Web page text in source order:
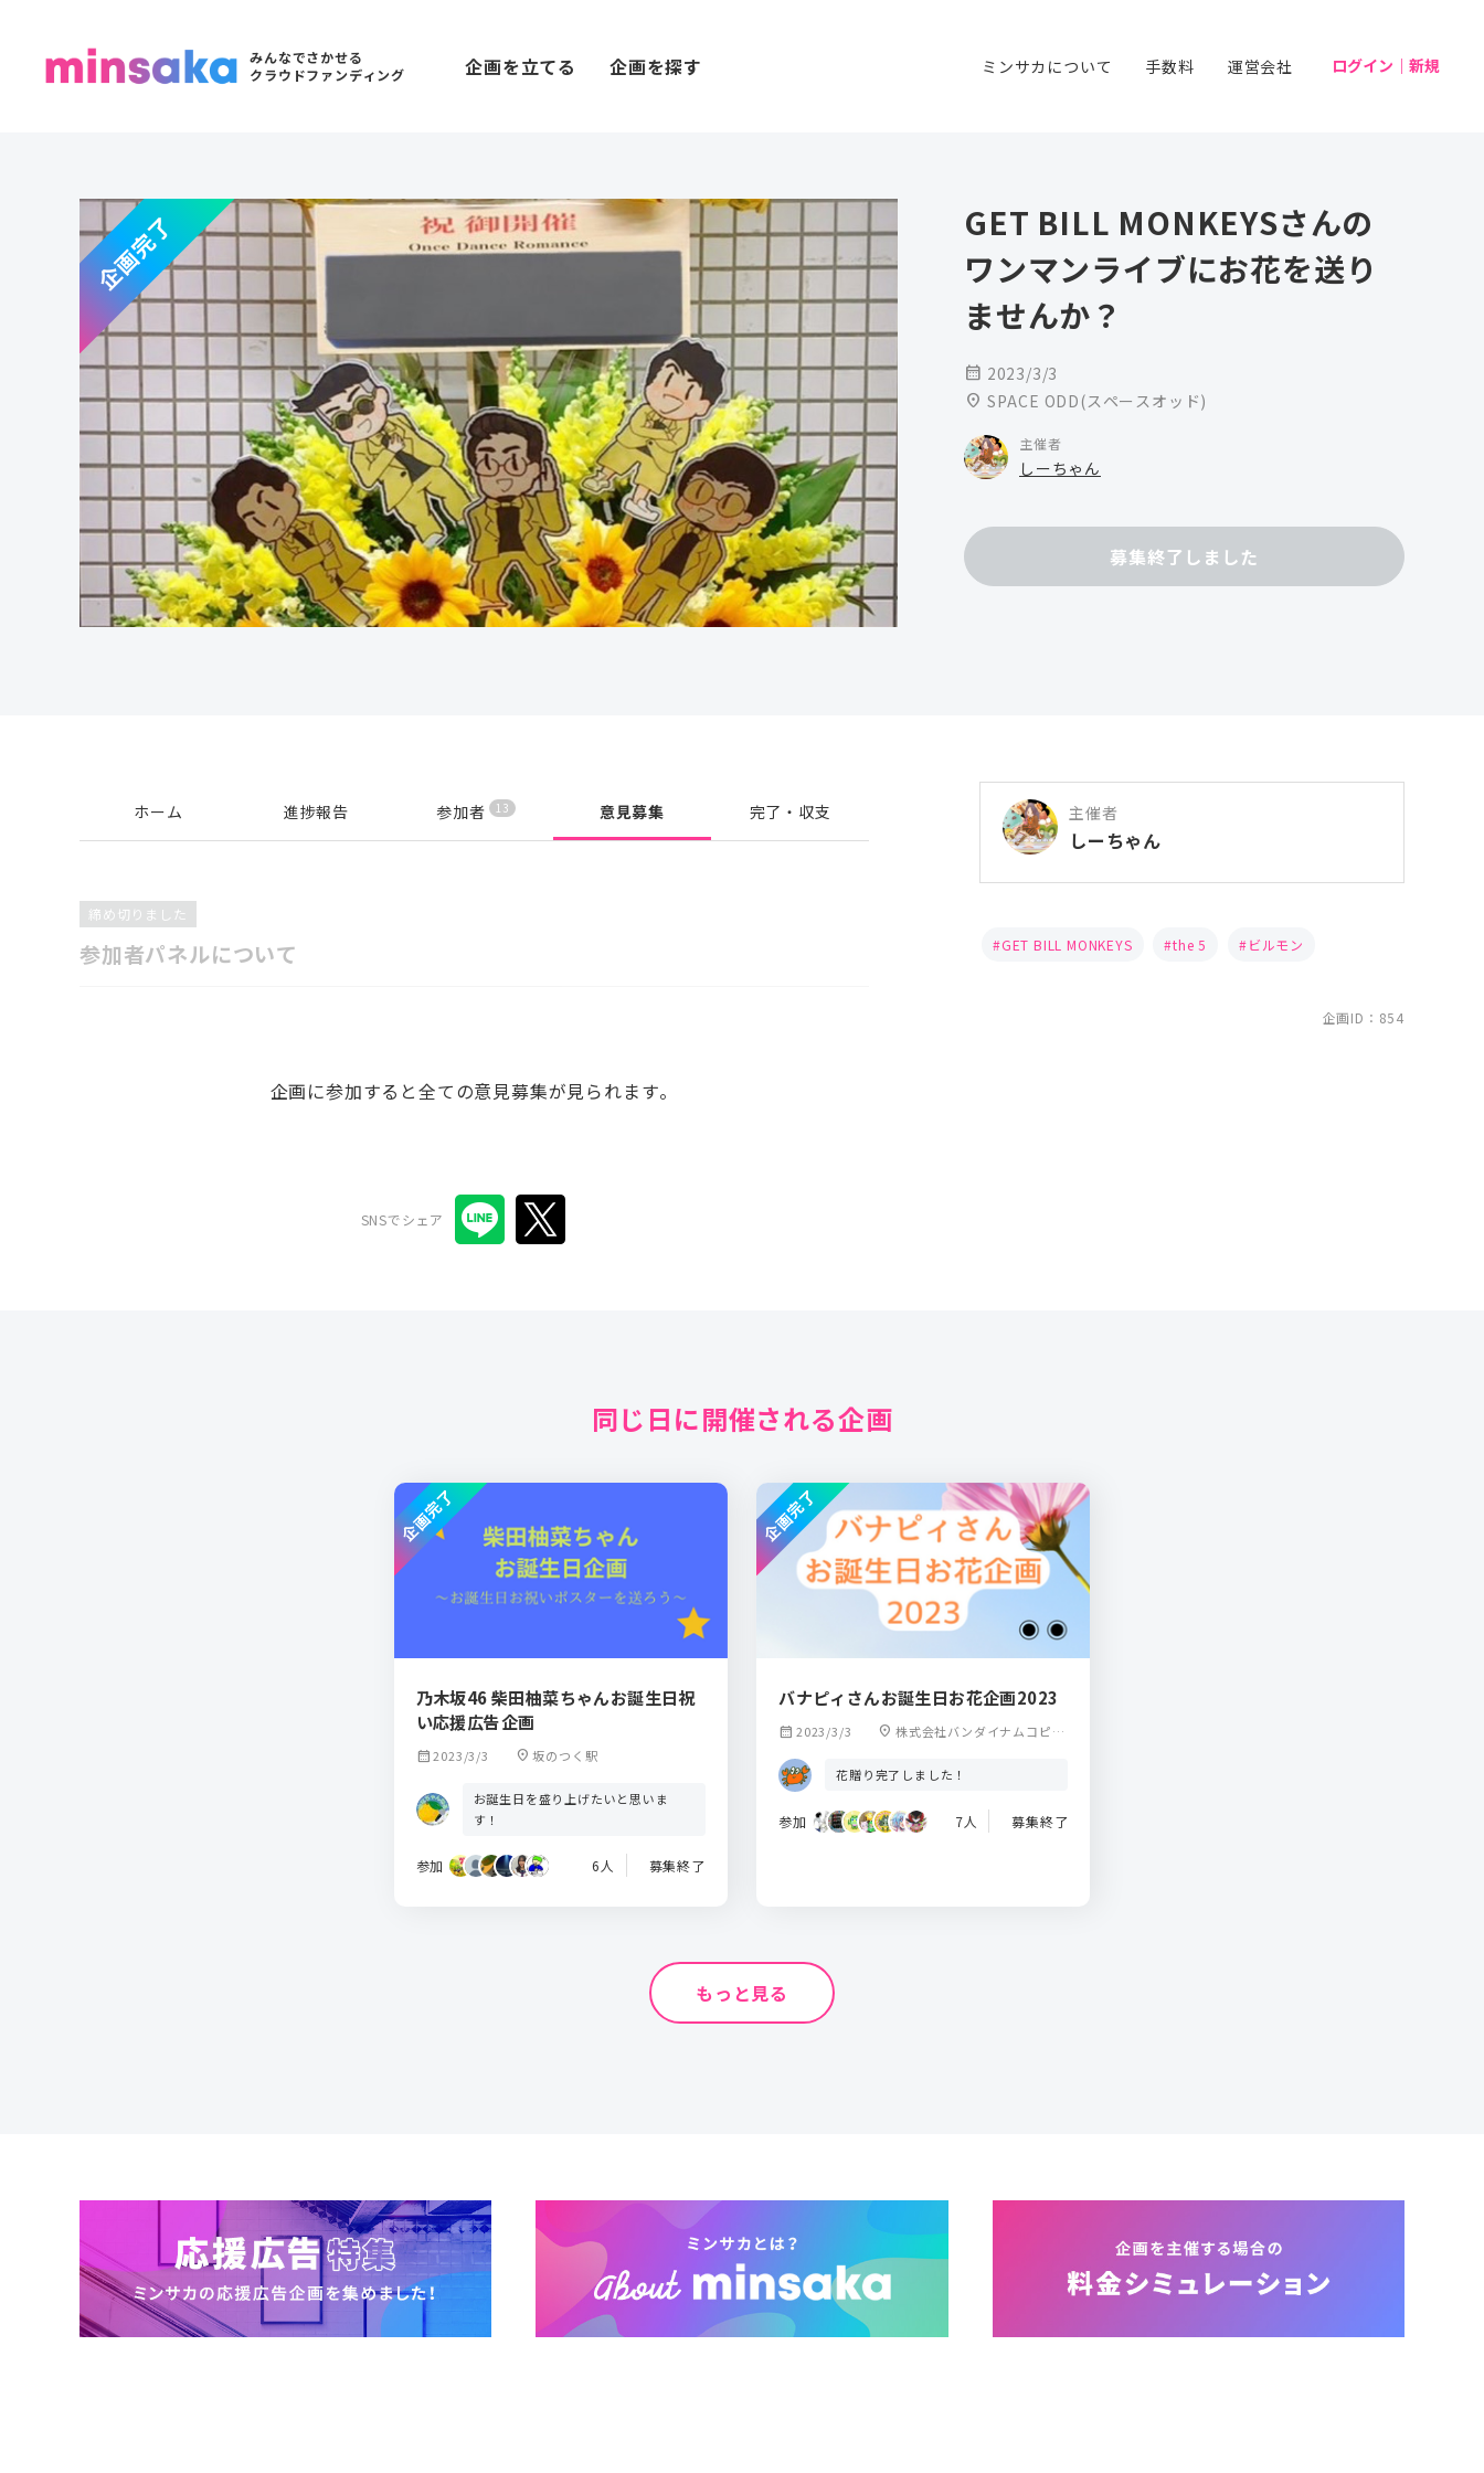
みんなでさかせる
クラウドファンディング
企画を立てる 企画を探す ミンサカについて 手数料 運営会社 ログイン｜新規
企画完了
GET BILL MONKEYSさんの
ワンマンライブにお花を送り
ませんか？
calendar_month 2023/3/3
location_on SPACE ODD(スペースオッド)
主催者
しーちゃん
募集終了しました
ホーム 進捗報告 参加者 13 意見募集 完了・収支
締め切りました
参加者パネルについて
企画に参加すると全ての意見募集が見られます。
SNSでシェア
主催者
しーちゃん
GET BILL MONKEYS the 5 ビルモン
企画ID：854
同じ日に開催される企画
乃木坂46 柴田柚菜ちゃんお誕生日祝
い応援広告企画
calendar_month2023/3/3 location_on 坂のつく駅
お誕生日を盛り上げたいと思いま
す！
参加 6人 募集終了
企画完了
バナピィさんお誕生日お花企画2023
calendar_month 2023/3/3 location_on 株式会社バンダイナムコピク
花贈り完了しました！
参加 7人 募集終了
企画完了
もっと見る